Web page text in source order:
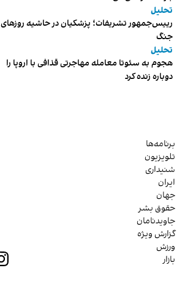
تحلیل
رییس‌جمهور تشریفات؛ پزشکیان در حاشیه روزهای
جنگ
تحلیل
هجوم به سئوتا معامله مهاجرتی قذافی با اروپا را
دوباره زنده کرد
برنامه‌ها
تلویزیون
شنیداری
ایران
جهان
حقوق بشر
جاویدنامان
گزارش ویژه
ورزش
بازار